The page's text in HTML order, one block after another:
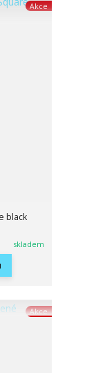
Akce
black
skladem
Akce